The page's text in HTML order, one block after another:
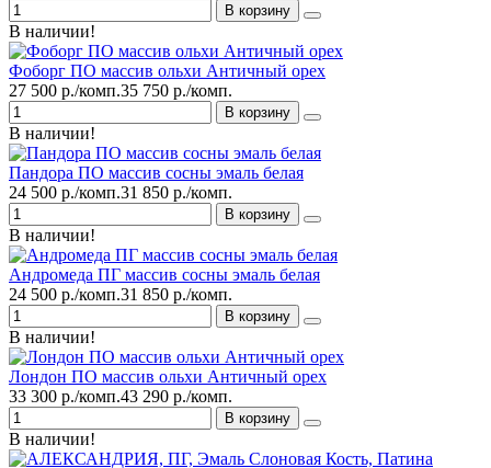
В корзину
В наличии!
Фоборг ПО массив ольхи Античный орех
27 500 р./комп.35 750 р./комп.
В корзину
В наличии!
Пандора ПО массив сосны эмаль белая
24 500 р./комп.31 850 р./комп.
В корзину
В наличии!
Андромеда ПГ массив сосны эмаль белая
24 500 р./комп.31 850 р./комп.
В корзину
В наличии!
Лондон ПО массив ольхи Античный орех
33 300 р./комп.43 290 р./комп.
В корзину
В наличии!